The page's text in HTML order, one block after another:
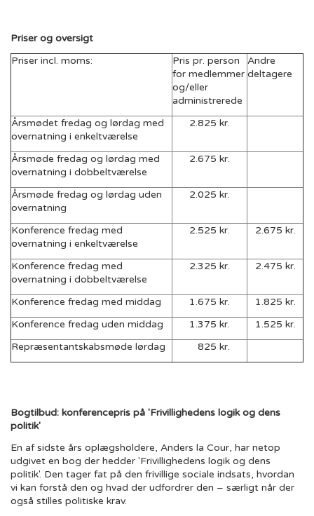
Priser og oversigt
Priser incl. moms:
Pris pr. person
for medlemmer
og/eller
administrerede
Andre
deltagere
Årsmødet fredag og lørdag med
overnatning i enkeltværelse
2.825 kr.
Årsmøde fredag og lørdag med
overnatning i dobbeltværelse
2.675 kr.
Årsmøde fredag og lørdag uden
overnatning
2.025 kr.
Konference fredag med
overnatning i enkeltværelse
2.525 kr. 2.675 kr.
Konference fredag med
overnatning i dobbeltværelse
2.325 kr. 2.475 kr.
Konference fredag med middag 1.675 kr.
1.825 kr.
Konference fredag uden middag
1.375 kr.
1.525 kr.
Repræsentantskabsmøde lørdag
825 kr.
Bogtilbud: konferencepris på 'Frivillighedens logik og dens
politik'
En af sidste års oplægsholdere, Anders la Cour, har netop
udgivet en bog der hedder 'Frivillighedens logik og dens
politik'. Den tager fat på den frivillige sociale indsats, hvordan
vi kan forstå den og hvad der udfordrer den – særligt når der
også stilles politiske krav.